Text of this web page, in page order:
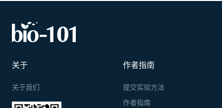
关于
关于我们
作者指南
提交实验方法
作者指南